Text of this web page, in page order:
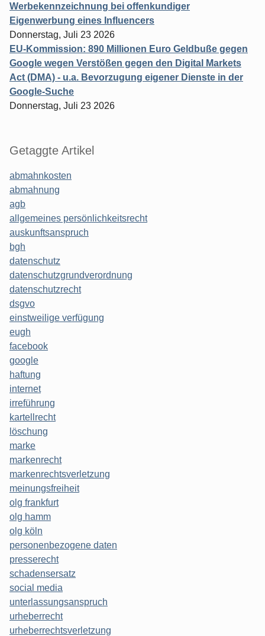
Werbekennzeichnung bei offenkundiger
Eigenwerbung eines Influencers
Donnerstag, Juli 23 2026
EU-Kommission: 890 Millionen Euro Geldbuße gegen
Google wegen Verstößen gegen den Digital Markets
Act (DMA) - u.a. Bevorzugung eigener Dienste in der
Google-Suche
Donnerstag, Juli 23 2026
Getaggte Artikel
abmahnkosten
abmahnung
agb
allgemeines persönlichkeitsrecht
auskunftsanspruch
bgh
datenschutz
datenschutzgrundverordnung
datenschutzrecht
dsgvo
einstweilige verfügung
eugh
facebook
google
haftung
internet
irreführung
kartellrecht
löschung
marke
markenrecht
markenrechtsverletzung
meinungsfreiheit
olg frankfurt
olg hamm
olg köln
personenbezogene daten
presserecht
schadensersatz
social media
unterlassungsanspruch
urheberrecht
urheberrechtsverletzung